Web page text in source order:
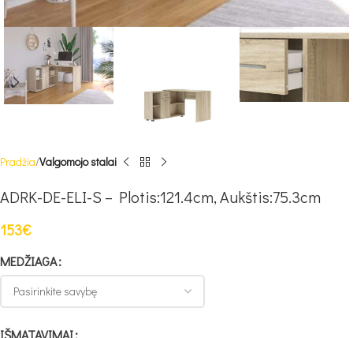
Pradžia Valgomojo stalai
ADRK-DE-ELI-S – Plotis:121.4cm, Aukštis:75.3cm
153€
MEDŽIAGA
IŠMATAVIMAI